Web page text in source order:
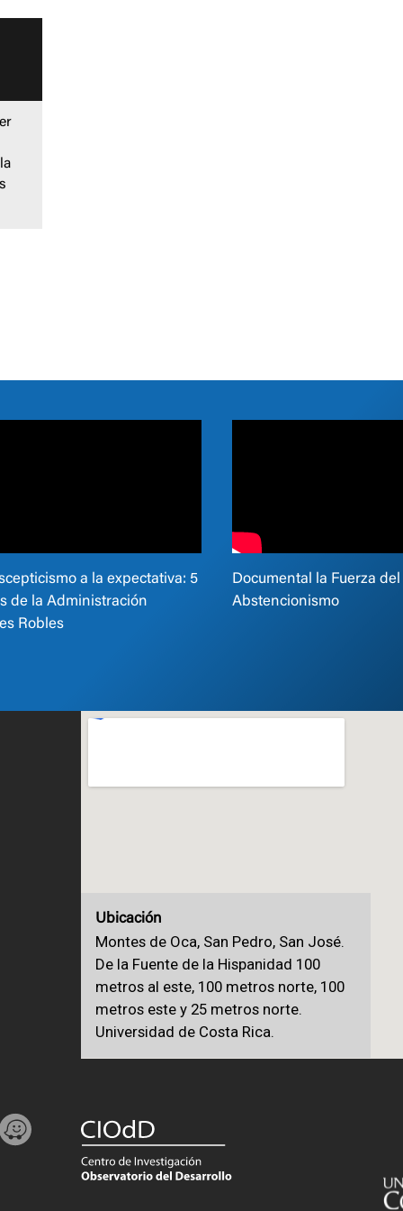
a la expectativa: 5
de la Administración
Robles
Documental la Fuerza del
Abstencionismo
Ubicación
Montes de Oca, San Pedro, San José.
De la Fuente de la Hispanidad 100
metros al este, 100 metros norte, 100
metros este y 25 metros norte.
Universidad de Costa Rica.